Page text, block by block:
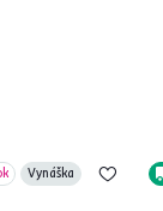
Vynáška